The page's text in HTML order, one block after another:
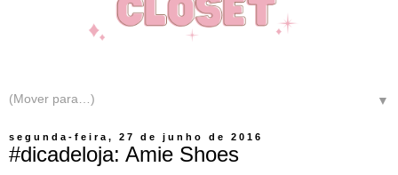
▼
segunda-feira, 27 de junho de 2016
#dicadeloja: Amie Shoes